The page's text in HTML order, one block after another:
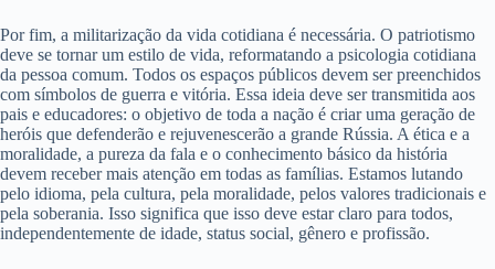
Por fim, a militarização da vida cotidiana é necessária. O patriotismo
deve se tornar um estilo de vida, reformatando a psicologia cotidiana
da pessoa comum. Todos os espaços públicos devem ser preenchidos
com símbolos de guerra e vitória. Essa ideia deve ser transmitida aos
pais e educadores: o objetivo de toda a nação é criar uma geração de
heróis que defenderão e rejuvenescerão a grande Rússia. A ética e a
moralidade, a pureza da fala e o conhecimento básico da história
devem receber mais atenção em todas as famílias. Estamos lutando
pelo idioma, pela cultura, pela moralidade, pelos valores tradicionais e
pela soberania. Isso significa que isso deve estar claro para todos,
independentemente de idade, status social, gênero e profissão.